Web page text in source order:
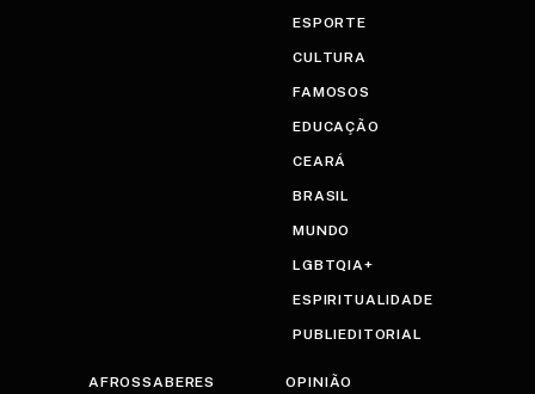
ESPORTE
CULTURA
FAMOSOS
EDUCAÇÃO
CEARÁ
BRASIL
MUNDO
LGBTQIA+
ESPIRITUALIDADE
PUBLIEDITORIAL
AFROSSABERES
OPINIÃO